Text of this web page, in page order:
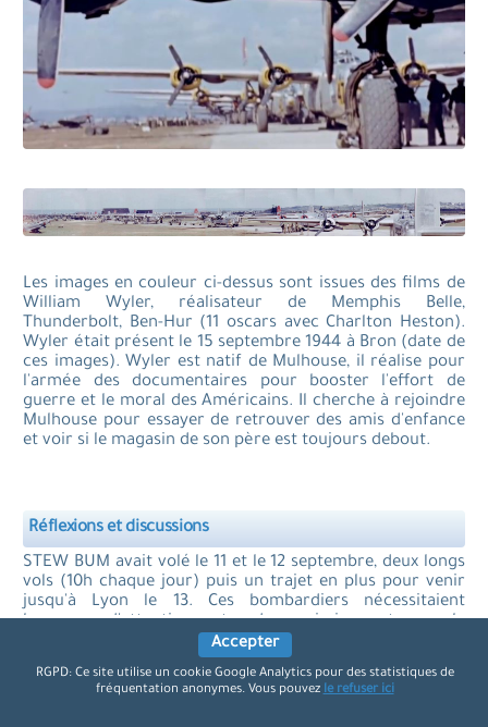
Les images en couleur ci-dessus sont issues des films de
William Wyler, réalisateur de Memphis Belle,
Thunderbolt, Ben-Hur (11 oscars avec Charlton Heston).
Wyler était présent le 15 septembre 1944 à Bron (date de
ces images). Wyler est natif de Mulhouse, il réalise pour
l'armée des documentaires pour booster l'effort de
guerre et le moral des Américains. Il cherche à rejoindre
Mulhouse pour essayer de retrouver des amis d'enfance
et voir si le magasin de son père est toujours debout.
Réflexions et discussions
STEW BUM avait volé le 11 et le 12 septembre, deux longs
vols (10h chaque jour) puis un trajet en plus pour venir
jusqu'à Lyon le 13. Ces bombardiers nécessitaient
beaucoup d'attention entre deux missions, et pour le
coup, les équipes de maintenance étaient déjà employées
à accompagner des vols de ravitaillements et les nuits
étaient courtes pour s'assurer d'un minimum d'entretien
avant la mission suivante.
Accepter
RGPD: Ce site utilise un cookie Google Analytics pour des statistiques de
fréquentation anonymes. Vous pouvezle refuser ici